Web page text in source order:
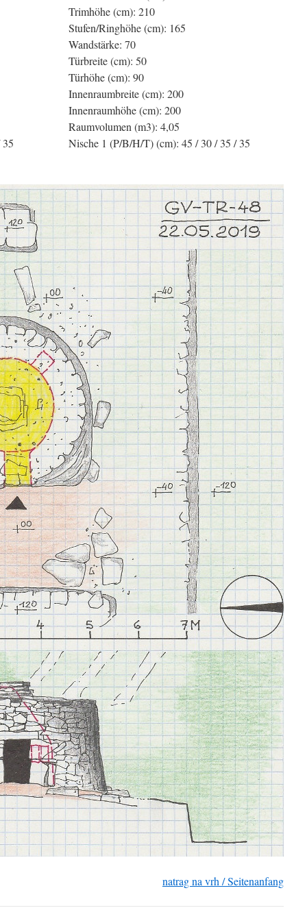
Trimhöhe (cm): 210
Stufen/Ringhöhe (cm): 165
Wandstärke: 70
Türbreite (cm): 50
Türhöhe (cm): 90
Innenraumbreite (cm): 200
Innenraumhöhe (cm): 200
Raumvolumen (m3): 4,05
Nische 1 (P/B/H/T) (cm): 45 / 30 / 35 / 35
natrag na vrh / Seitenanfang